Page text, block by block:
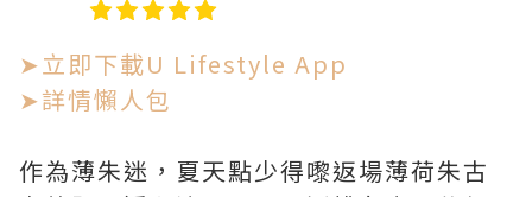
➤立即下載U Lifestyle App
➤詳情懶人包
作為薄朱迷，夏天點少得嚟返場薄荷朱古